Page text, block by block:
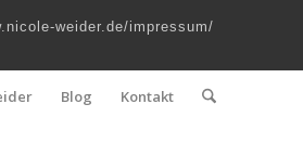
weider.de/impressum/
60 36 | E-Mail :
Blog Kontakt